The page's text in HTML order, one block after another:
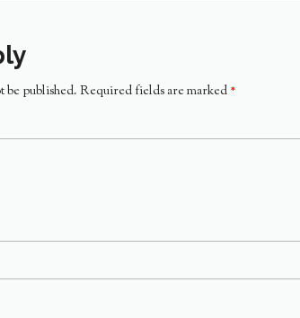
be published. Required fields are marked *